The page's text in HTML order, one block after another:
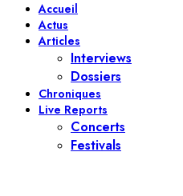
Accueil
Actus
Articles
Interviews
Dossiers
Chroniques
Live Reports
Concerts
Festivals